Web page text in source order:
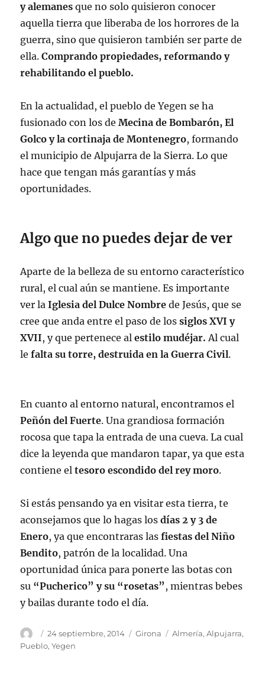
y alemanes que no solo quisieron conocer
aquella tierra que liberaba de los horrores de la
guerra, sino que quisieron también ser parte de
ella.Comprando propiedades, reformando y
rehabilitando el pueblo.
En la actualidad, el pueblo de Yegen se ha
fusionado con los deMecina de Bombarón, El
Golco y la cortinaja de Montenegro, formando
el municipio de Alpujarra de la Sierra. Lo que
hace que tengan más garantías y más
oportunidades.
Algo que no puedes dejar de ver
Aparte de la belleza de su entorno característico
rural, el cual aún se mantiene. Es importante
ver laIglesia del Dulce Nombre de Jesús, que se
cree que anda entre el paso de lossiglos XVI y
XVII, y que pertenece alestilo mudéjar. Al cual
lefalta su torre, destruida en la Guerra Civil.
En cuanto al entorno natural, encontramos el
Peñón del Fuerte. Una grandiosa formación
rocosa que tapa la entrada de una cueva. La cual
dice la leyenda que mandaron tapar, ya que esta
contiene eltesoro escondido del rey moro.
Si estás pensando ya en visitar esta tierra, te
aconsejamos que lo hagas los días 2 y 3 de
Enero, ya que encontraras lasfiestas del Niño
Bendito, patrón de la localidad. Una
oportunidad única para ponerte las botas con
su “Pucherico” y su “rosetas”, mientras bebes
y bailas durante todo el día.
Autor
Publicado
el
24 septiembre, 2014 Categorías
Girona Etiquetas
Almería,Alpujarra,
Pueblo,Yegen